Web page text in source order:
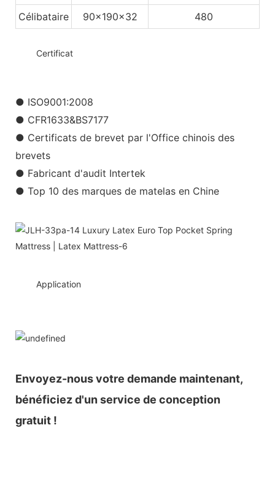
Célibataire 90x190x32 480
Certificat
● ISO9001:2008
● CFR1633&BS7177
● Certificats de brevet par l'Office chinois des
brevets
● Fabricant d'audit Intertek
● Top 10 des marques de matelas en Chine
Application
Envoyez-nous votre demande maintenant,
bénéficiez d'un service de conception
gratuit !